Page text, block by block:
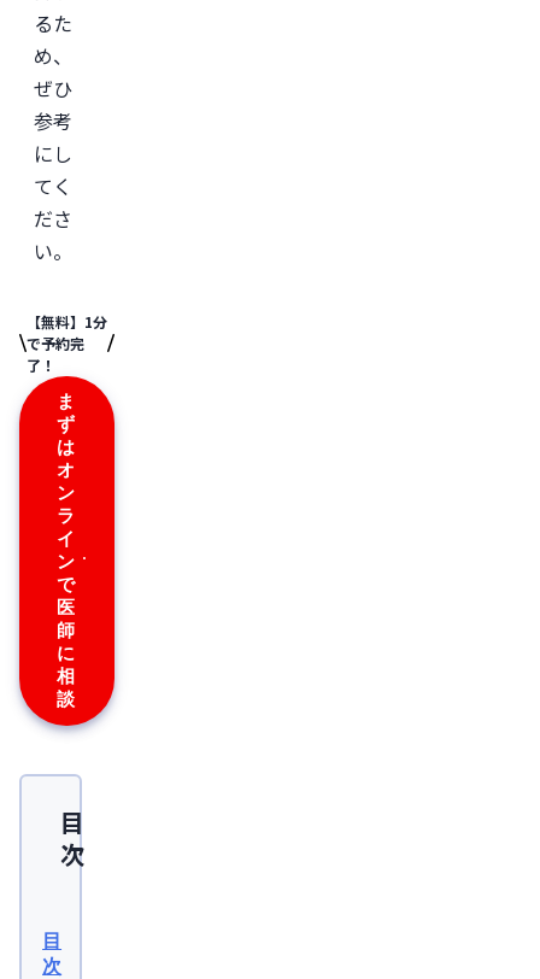
るた
め、
ぜひ
参考
にし
てく
ださ
い。
【無料】1分
で予約完
了！
ま
ず
は
オ
ン
ラ
イ
ン
で
医
師
に
相
談
目
次
目
次